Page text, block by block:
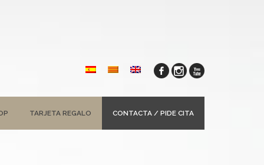
TARJETA REGALO CONTACTA / PIDE CITA